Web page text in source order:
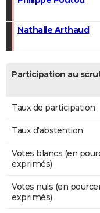
Nathalie Arthaud
Participation au
Taux de participation
Taux d'abstention
Votes blancs (en
exprimés)
Votes nuls (en
exprimés)